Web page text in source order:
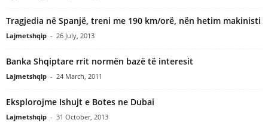
Tragjedia në Spanjë, treni me 190 km/orë, nën hetim makinisti
Lajmetshqip - 26 July, 2013
Banka Shqiptare rrit normën bazë të interesit
Lajmetshqip - 24 March, 2011
Eksplorojme Ishujt e Botes ne Dubai
Lajmetshqip - 31 October, 2013